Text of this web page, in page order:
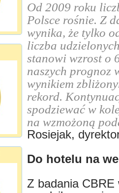
Od 2009 roku
Polsce rośnie. Z
wynika, że tylko
liczba
stanowi wzrost o
naszych prognoz
wynikiem
rekord.
spodziewać w
na wzmożoną
Rosiejak,
Do hotelu na
Z badania CBRE